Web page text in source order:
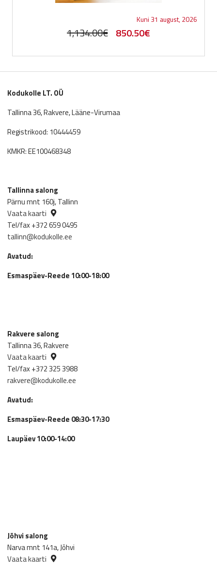
Kuni 31 august, 2026
1,134.00€ Original
850.50€Current
Kodukolle LT. OÜ
Tallinna 36, Rakvere, Lääne-Virumaa
Registrikood: 10444459
KMKR: EE100468348
Tallinna salong
Pärnu mnt 160j, Tallinn
Vaata kaarti
Tel/fax +372 659 0495
tallinn@kodukolle.ee
Avatud:
Esmaspäev-Reede 10:00-18:00
Rakvere salong
Tallinna 36, Rakvere
Vaata kaarti
Tel/fax +372 325 3988
rakvere@kodukolle.ee
Avatud:
Esmaspäev-Reede 08:30-17:30
Laupäev 10:00-14:00
Jõhvi salong
Narva mnt 141a, Jõhvi
Vaata kaarti